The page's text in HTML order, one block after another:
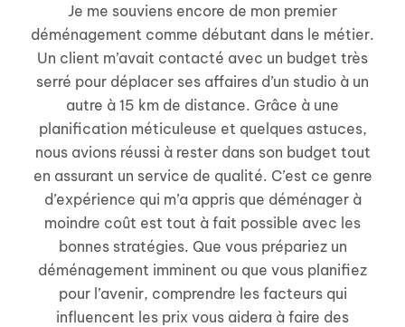
Je me souviens encore de mon premier
déménagement comme débutant dans le métier.
Un client m’avait contacté avec un budget très
serré pour déplacer ses affaires d’un studio à un
autre à 15 km de distance. Grâce à une
planification méticuleuse et quelques astuces,
nous avions réussi à rester dans son budget tout
en assurant un service de qualité. C’est ce genre
d’expérience qui m’a appris que déménager à
moindre coût est tout à fait possible avec les
bonnes stratégies. Que vous prépariez un
déménagement imminent ou que vous planifiez
pour l’avenir, comprendre les facteurs qui
influencent les prix vous aidera à faire des